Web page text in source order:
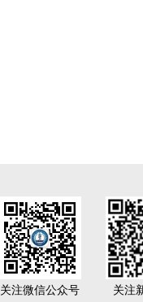
关注微信公众号 关注